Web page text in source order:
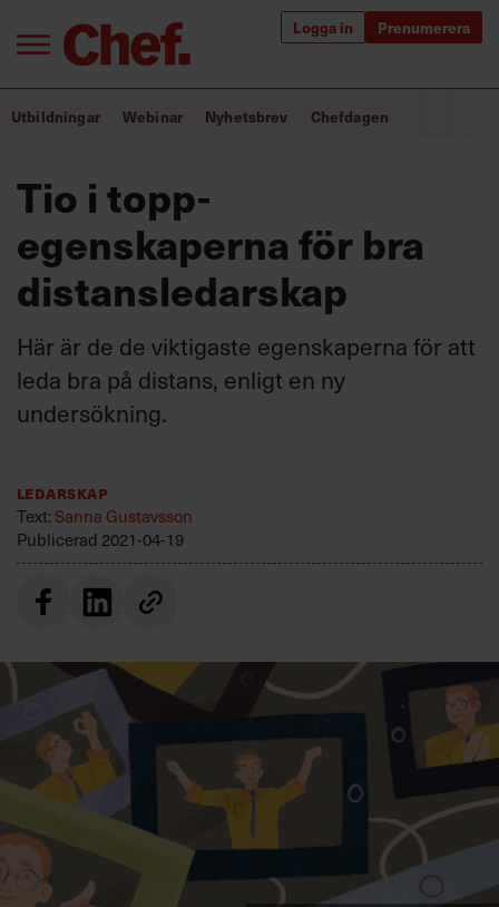
Logga in Prenumerera
Logga in
Prenumerera
Annonsera
Kundservice
Villkor och policy för
personuppgiftsbehandling
Bra ledare förändrar världen
Utbildning för ledare
Chefakademin+
Populära utbildningar
Utbildningar Webinar Nyhetsbrev Chefdagen
Tio i topp-
egenskaperna för bra
distansledarskap
Här är de de viktigaste egen­skaperna för att
leda bra på distans, enligt en ny
undersökning.
Ledarskap
Text:Sanna Gustavsson
Publicerad 2021-04-19